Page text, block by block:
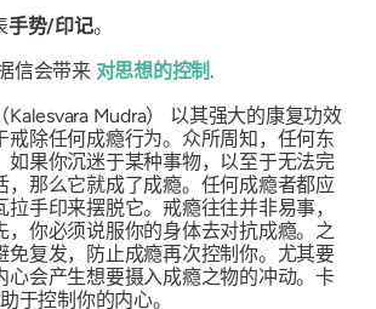
手势/印记。
信会带来 对思想的控制.
Mudra）
以其强大的康复功效
戒除任何成瘾行为。众所周知，任何东
如果你沉迷于某种事物，以至于无法完
，那么它就成了成瘾。任何成瘾者都应
手印来摆脱它。戒瘾往往并非易事，
，你必须说服你的身体去对抗成瘾。之
免复发，防止成瘾再次控制你。尤其要
心会产生想要摄入成瘾之物的冲动。卡
于控制你的内心。